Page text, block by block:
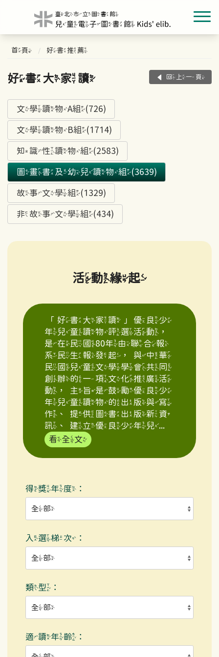
首頁 好書推薦
好書大家讀 回上一頁
文學讀物A組(726)
文學讀物B組(1714)
知識性讀物組(2583)
圖畫書及幼兒讀物組(3639)
故事文學組(1329)
非故事文學組(434)
活動緣起
「好書大家讀」優良少
年兒童讀物評選活動，
是在民國80年由聯合報
系民生報發起，與中華
民國兒童文學學會共同
創辦的一項文化推廣活
動，主旨是鼓勵優良少
年兒童讀物的出版與寫
作、提供圖書出版新資
訊、建立優良少年兒...
看全文
得獎年度：
入選梯次：
類型：
適讀年齡：